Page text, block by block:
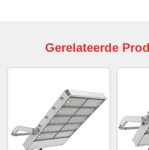
Gerelateerde